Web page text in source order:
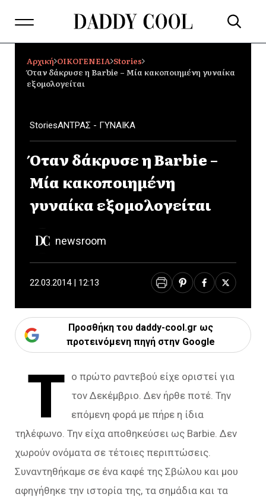
Αρχική ΟΙΚΟΓΕΝΕΙΑ Stories
Όταν δάκρυσε η Barbie – Μία κακοποιημένη γυναίκα
εξομολογείται
StoriesΑΝΤΡΑΣ - ΓΥΝΑΙΚΑ
Όταν δάκρυσε η Barbie –
Μία κακοποιημένη
γυναίκα εξομολογείται
newsroom
22.03.2014 | 12:13
Προσθήκη του daddy-cool.gr ως
προτεινόμενη πηγή στην Google
Τ ο πρώτο ραντεβού είχε οριστεί για
τον Δεκέμβριο. Δεν ήρθε ποτέ. Την
επόμενη φορά με πήρε η ίδια
τηλέφωνο. Την είχα αποθηκεύσει ως Barbie. Δεν
χωρούν ονόματα σε τέτοιες περιπτώσεις.
Συναντηθήκαμε σε ένα καφέ της Σβώλου και μου
αφηγήθηκε την ιστορία της, τα σημάδια και τα